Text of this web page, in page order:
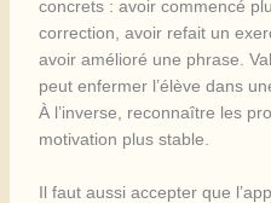
concrets : avoir commencé
correction, avoir refait un
avoir amélioré une phrase.
peut enfermer l’élève dans
À l’inverse, reconnaître les
motivation plus stable.
Il faut aussi accepter que